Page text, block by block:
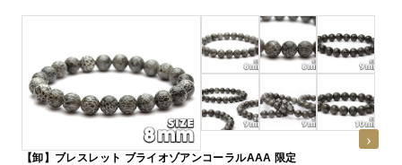
【卸】ブレスレット ブライオゾアンコーラルAAA 限定